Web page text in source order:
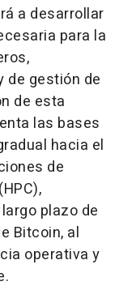
a desarrollar
para la
de gestión de
de esta
las bases
hacia el
de
plazo de
Bitcoin, al
operativa y